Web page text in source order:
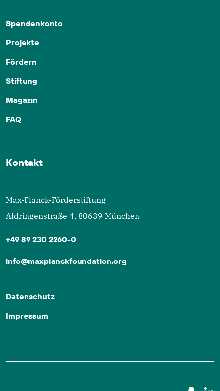
Spendenkonto
Projekte
Fördern
Stiftung
Magazin
FAQ
Kontakt
Max-Planck-Förderstiftung
Aldringenstraße 4, 80639 München
+49 89 230 2260-0
info@maxplanckfoundation.org
Datenschutz
Impressum